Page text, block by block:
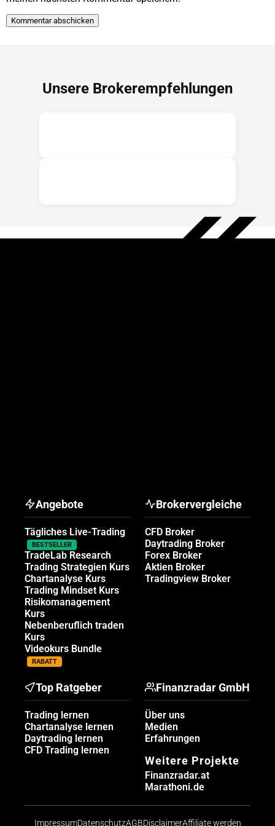
Unsere Brokerempfehlungen
Angebote
Tägliches Live-Trading
BESTSELLER
TradeLab Research
Trading Strategien Kurs
Chartanalyse Kurs
Trading Mindset Kurs
Risikomanagement
Kurs
Nebenberuflich traden
Kurs
Videokurs Bundle
RABATT
Brokervergleiche
CFD Broker
Daytrading Broker
Forex Broker
Aktien Broker
Tradingview Broker
Top Ratgeber
Trading lernen
Chartanalyse lernen
Daytrading lernen
CFD Trading lernen
Finanzradar GmbH
Über uns
Medien
Erfahrungen
Weitere Projekte
Finanzradar.at
Marathoni.de
ImpressumDatenschutzAGBDisclaimerAffiliate werden